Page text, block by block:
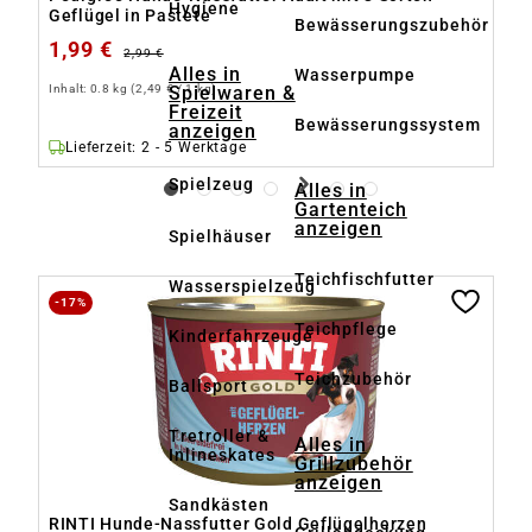
Hygiene
Alles in
Spielwaren &
Freizeit
anzeigen
Spielzeug
Spielhäuser
Wasserspielzeug
Kinderfahrzeuge
Ballsport
Tretroller &
Inlineskates
Sandkästen
Bewässerungszubehör
Wasserpumpe
Bewässerungssystem
Alles in
Gartenteich
anzeigen
Teichfischfutter
Teichpflege
Teichzubehör
Alles in
Grillzubehör
anzeigen
Geflügel in Pastete
1,99 € 2,99 €
Inhalt: 0.8 kg(2,49 € / 1 kg)
Lieferzeit: 2 - 5 Werktage
Produktgalerie überspringen
-17%
RINTI Hunde-Nassfutter Gold Geflügelherzen